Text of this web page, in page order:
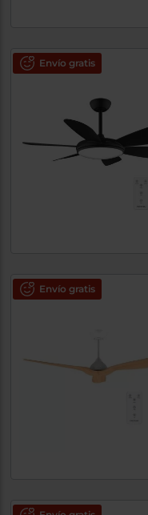
Envío gratis
Envío gratis